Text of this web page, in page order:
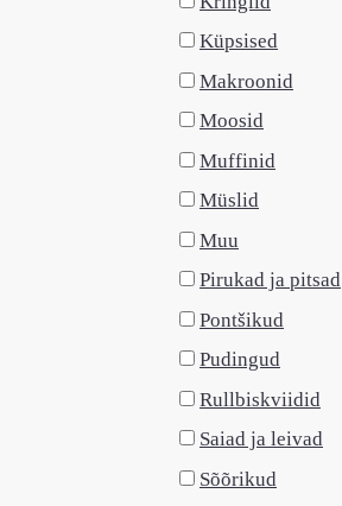
Küpsised
Makroonid
Moosid
Muffinid
Müslid
Muu
Pirukad ja pitsad
Pontšikud
Pudingud
Rullbiskviidid
Saiad ja leivad
Sõõrikud